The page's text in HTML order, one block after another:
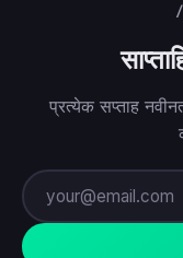
प्रत्येक सप्ताह